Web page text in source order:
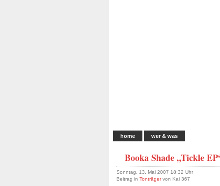
home wer & was
Booka Shade „Tickle
Sonntag, 13. Mai 2007 18:32 Uhr
Beitrag in Tonträgervon Kai 367